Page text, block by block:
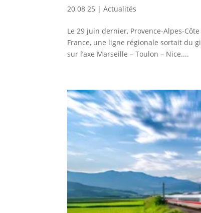
20 08 25 |Actualités
Le 29 juin dernier, Provence-Alpes-
France, une ligne régionale sortait du
sur l’axe Marseille – Toulon – Nice....